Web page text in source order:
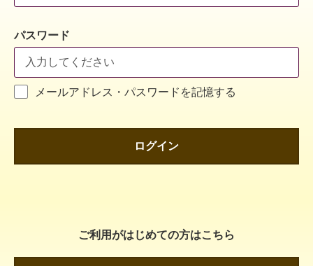
パスワード
メールアドレス・パスワードを記憶する
ログイン
ご利用がはじめての方はこちら